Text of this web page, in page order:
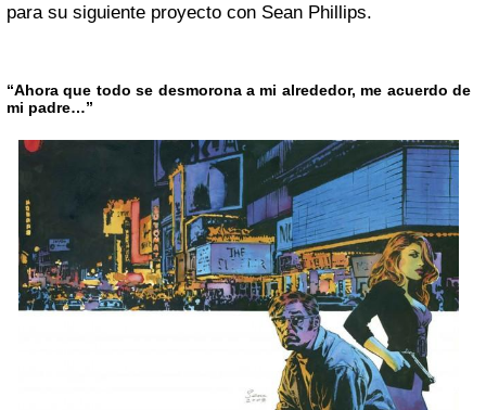
para su siguiente proyecto con Sean Phillips.
“Ahora que todo se desmorona a mi alrededor, me acuerdo de
mi padre…”